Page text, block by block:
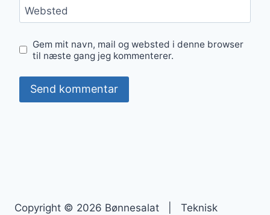
Websted
Gem mit navn, mail og websted i denne browser
til næste gang jeg kommenterer.
Copyright © 2026 Bønnesalat | Teknisk